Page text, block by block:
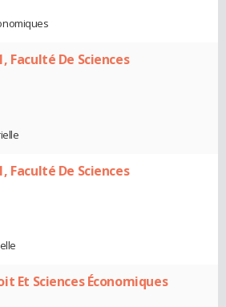
Faculté De Sciences
Faculté De Sciences
Et Sciences Économiques